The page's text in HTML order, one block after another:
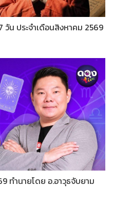
น ประจำเดือนสิงหาคม 2569
ทำนายโดย อ.อาวุธจับยาม